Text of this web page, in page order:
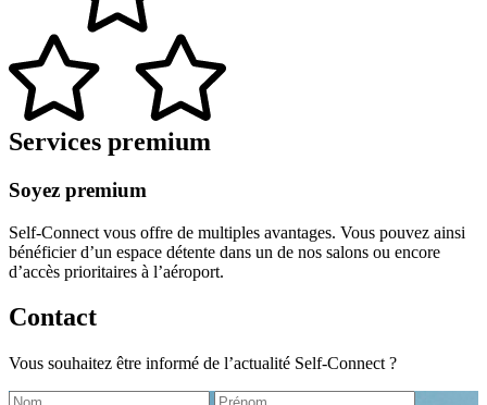
Services premium
Soyez premium
Self-Connect vous offre de multiples avantages. Vous pouvez ainsi
bénéficier d’un espace détente dans un de nos salons ou encore
d’accès prioritaires à l’aéroport.
Contact
Vous souhaitez être informé de l’actualité Self-Connect ?